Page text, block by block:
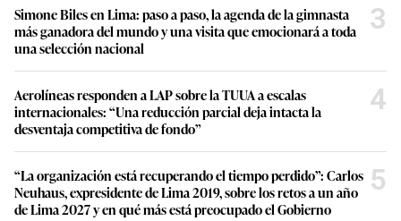
Simone Biles en Lima: paso a paso, la agenda de la gimnasta
más ganadora del mundo y una visita que emocionará a toda
una selección nacional
3
Aerolíneas responden a LAP sobre la TUUA a escalas
internacionales: “Una reducción parcial deja intacta la
desventaja competitiva de fondo”
4
“La organización está recuperando el tiempo perdido”: Carlos
Neuhaus, expresidente de Lima 2019, sobre los retos a un año
de Lima 2027 y en qué más está preocupado el Gobierno
5